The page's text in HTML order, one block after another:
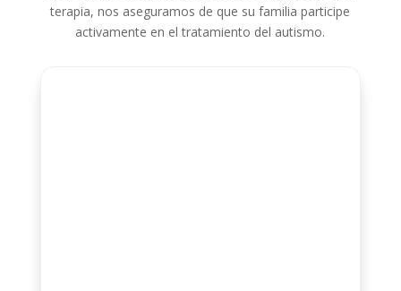
terapia, nos aseguramos de que su familia participe
activamente en el tratamiento del autismo.